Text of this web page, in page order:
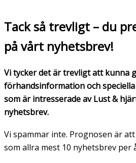
Tack så trevligt – du
på vårt nyhetsbrev!
Vi tycker det är trevligt att kunna
förhandsinformation och
som är intresserade av Lust &
nyhetsbrev.
Vi spammar inte. Prognosen är
som allra mest 10 nyhetsbrev